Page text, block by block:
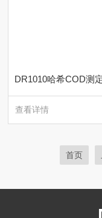
查看详情
首页